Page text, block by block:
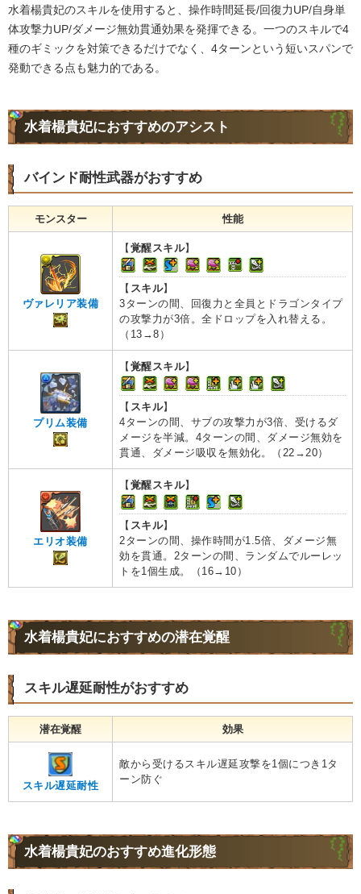
水着楊貴妃のスキルを使用すると、操作時間延長/回復力UP/自身単
体攻撃力UP/ダメージ無効貫通効果を発揮できる。一つのスキルで4
種のギミックを対策できるだけでなく、4ターンという短いスパンで
発動できる点も魅力的である。
水着楊貴妃におすすめのアシスト
バインド耐性武器がおすすめ
モンスター 性能
ヴァレリア装備
【 覚醒スキル】
【 スキル】
3ターンの間、回復力と全員とドラゴンタイプ
の攻撃力が3倍。全ドロップを入れ替える。
（13→8）
プリム装備
【 覚醒スキル】
【 スキル】
4ターンの間、サブの攻撃力が3倍、受けるダ
メージを半減。4ターンの間、ダメージ無効を
貫通、ダメージ吸収を無効化。（22→20）
エリオ装備
【 覚醒スキル】
【 スキル】
2ターンの間、操作時間が1.5倍、ダメージ無
効を貫通。2ターンの間、ランダムでルーレッ
トを1個生成。（16→10）
水着楊貴妃におすすめの潜在覚醒
スキル遅延耐性がおすすめ
潜在覚醒 効果
スキル遅延耐性
敵から受けるスキル遅延攻撃を1個につき1タ
ーン防ぐ
水着楊貴妃のおすすめ進化形態